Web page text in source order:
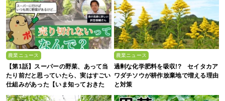
農業ニュース
【第1話】スーパーの野菜、あって当
たり前だと思っていたら、実はすごい
仕組みがあった【いま知っておきた
農業ニュース
過剰な化学肥料を吸収!? セイタカア
ワダチソウが耕作放棄地で増える理由
と対策